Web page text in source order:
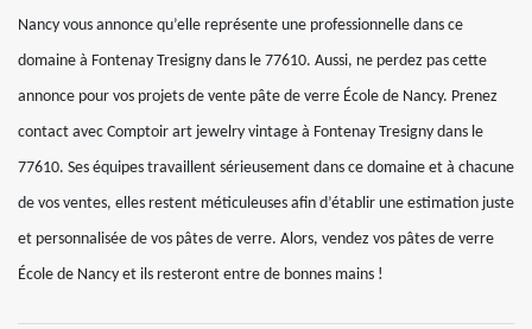
Nancy vous annonce qu’elle représente une professionnelle dans ce
domaine à Fontenay Tresigny dans le 77610. Aussi, ne perdez pas cette
annonce pour vos projets de vente pâte de verre École de Nancy. Prenez
contact avec Comptoir art jewelry vintage à Fontenay Tresigny dans le
77610. Ses équipes travaillent sérieusement dans ce domaine et à chacune
de vos ventes, elles restent méticuleuses afin d’établir une estimation juste
et personnalisée de vos pâtes de verre. Alors, vendez vos pâtes de verre
École de Nancy et ils resteront entre de bonnes mains !